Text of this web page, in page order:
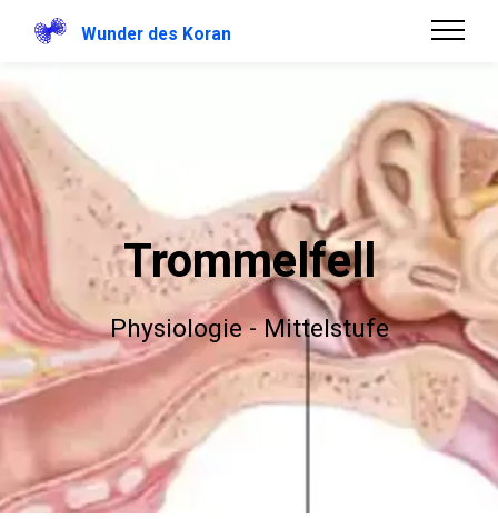
Wunder des Koran
Trommelfell
Physiologie - Mittelstufe